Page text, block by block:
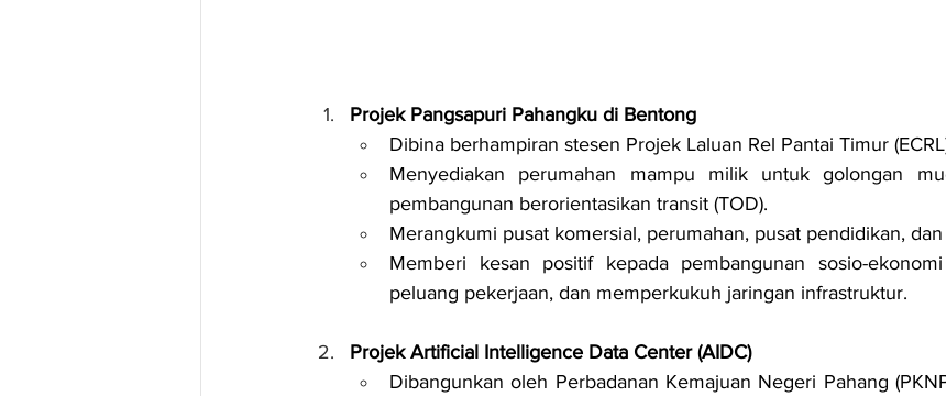
Projek Pangsapuri Pahangku di Bentong
Dibina berhampiran stesen Projek Laluan Rel Pantai Timur
Menyediakan perumahan mampu milik untuk golongan
pembangunan berorientasikan transit (TOD).
Merangkumi pusat komersial, perumahan, pusat pendidikan,
Memberi kesan positif kepada pembangunan sosio-
peluang pekerjaan, dan memperkukuh jaringan infrastruktur.
Projek Artificial Intelligence Data Center (AIDC)
Dibangunkan oleh Perbadanan Kemajuan Negeri Pahang